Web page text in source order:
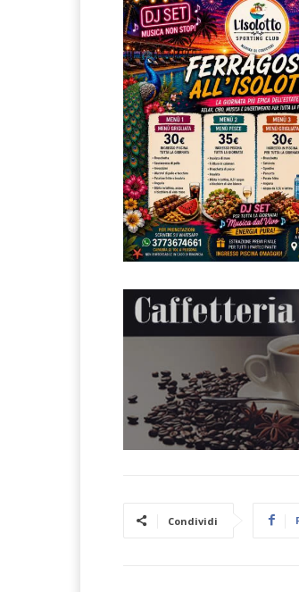
Condividi